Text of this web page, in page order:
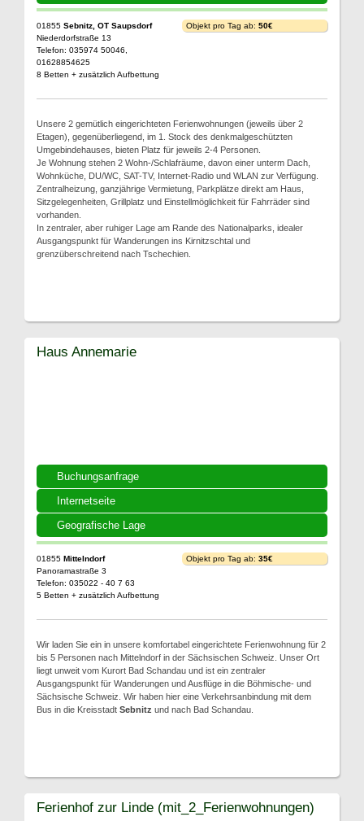
01855 Sebnitz, OT Saupsdorf
Niederdorfstraße 13
Telefon: 035974 50046,
01628854625
8 Betten + zusätzlich Aufbettung
Objekt pro Tag ab: 50€
Unsere 2 gemütlich eingerichteten Ferienwohnungen (jeweils über 2
Etagen), gegenüberliegend, im 1. Stock des denkmalgeschützten
Umgebindehauses, bieten Platz für jeweils 2-4 Personen.
Je Wohnung stehen 2 Wohn-/Schlafräume, davon einer unterm Dach,
Wohnküche, DU/WC, SAT-TV, Internet-Radio und WLAN zur Verfügung.
Zentralheizung, ganzjährige Vermietung, Parkplätze direkt am Haus,
Sitzgelegenheiten, Grillplatz und Einstellmöglichkeit für Fahrräder sind
vorhanden.
In zentraler, aber ruhiger Lage am Rande des Nationalparks, idealer
Ausgangspunkt für Wanderungen ins Kirnitzschtal und
grenzüberschreitend nach Tschechien.
Buchungsanfrage
Internetseite
Geografische Lage
Haus Annemarie
01855 Mittelndorf
Panoramastraße 3
Telefon: 035022 - 40 7 63
5 Betten + zusätzlich Aufbettung
Objekt pro Tag ab: 35€
Wir laden Sie ein in unsere komfortabel eingerichtete Ferienwohnung für 2
bis 5 Personen nach Mittelndorf in der Sächsischen Schweiz. Unser Ort
liegt unweit vom Kurort Bad Schandau und ist ein zentraler
Ausgangspunkt für Wanderungen und Ausflüge in die Böhmische- und
Sächsische Schweiz. Wir haben hier eine Verkehrsanbindung mit dem
Bus in die Kreisstadt Sebnitz und nach Bad Schandau.
Ferienhof zur Linde (mit_2_Ferienwohnungen)